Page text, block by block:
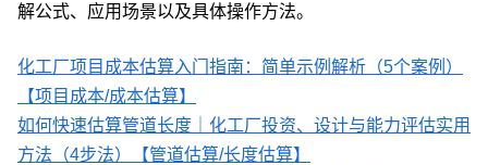
解公式、应用场景以及具体操作方法。
化工厂项目成本估算入门指南：简单示例解析（5个案例）
【项目成本/成本估算】
如何快速估算管道长度｜化工厂投资、设计与能力评估实用
方法（4步法）【管道估算/长度估算】